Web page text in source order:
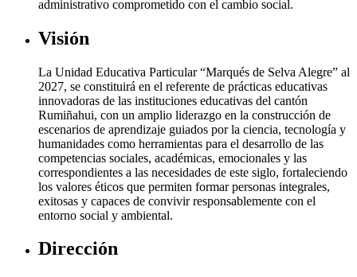
administrativo comprometido con el cambio social.
Visión
La Unidad Educativa Particular “Marqués de Selva Alegre” al
2027, se constituirá en el referente de prácticas educativas
innovadoras de las instituciones educativas del cantón
Rumiñahui, con un amplio liderazgo en la construcción de
escenarios de aprendizaje guiados por la ciencia, tecnología y
humanidades como herramientas para el desarrollo de las
competencias sociales, académicas, emocionales y las
correspondientes a las necesidades de este siglo, fortaleciendo
los valores éticos que permiten formar personas integrales,
exitosas y capaces de convivir responsablemente con el
entorno social y ambiental.
Dirección